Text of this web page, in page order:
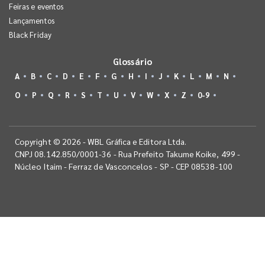
Feiras e eventos
Lançamentos
Black Friday
Glossário
A B C D E F G H I J K L M
N
O
P Q R S T U V W X Z 0-9
Copyright © 2026 - WBL Gráfica e Editora Ltda.
CNPJ 08.142.850/0001-36 - Rua Prefeito Takume Koike, 499 -
Núcleo Itaim - Ferraz de Vasconcelos - SP - CEP 08538-100